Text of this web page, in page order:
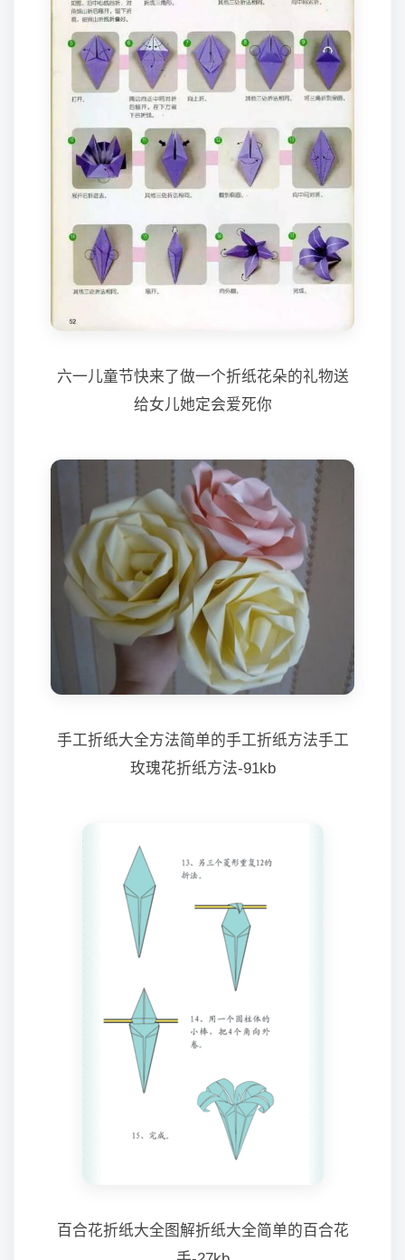
六一儿童节快来了做一个折纸花朵的礼物送
给女儿她定会爱死你
手工折纸大全方法简单的手工折纸方法手工
玫瑰花折纸方法-91kb
百合花折纸大全图解折纸大全简单的百合花